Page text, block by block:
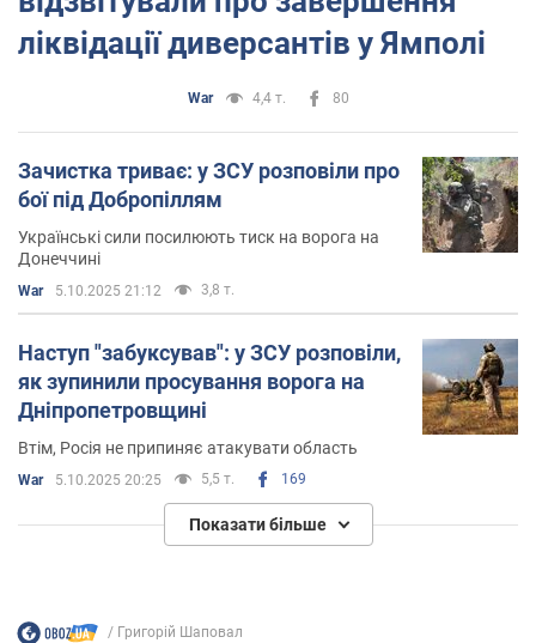
ліквідації диверсантів у Ямполі
War 4,4 т. 80
Зачистка триває: у ЗСУ розповіли про
бої під Добропіллям
Українські сили посилюють тиск на ворога на
Донеччині
War 5.10.2025 21:12 3,8 т.
Наступ "забуксував": у ЗСУ розповіли,
як зупинили просування ворога на
Дніпропетровщині
Втім, Росія не припиняє атакувати область
War 5.10.2025 20:25 5,5 т. 169
Показати більше
Григорій Шаповал